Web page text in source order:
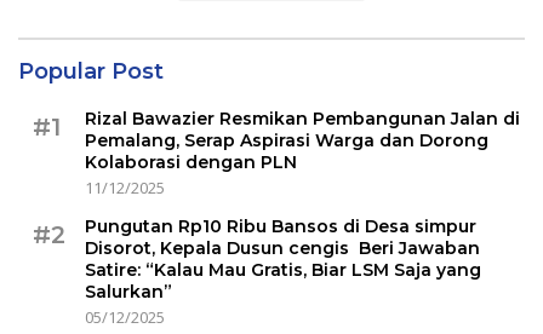
Popular Post
#1
Rizal Bawazier Resmikan Pembangunan Jalan di
Pemalang, Serap Aspirasi Warga dan Dorong
Kolaborasi dengan PLN
11/12/2025
#2
Pungutan Rp10 Ribu Bansos di Desa simpur
Disorot, Kepala Dusun cengis Beri Jawaban
Satire: “Kalau Mau Gratis, Biar LSM Saja yang
Salurkan”
05/12/2025